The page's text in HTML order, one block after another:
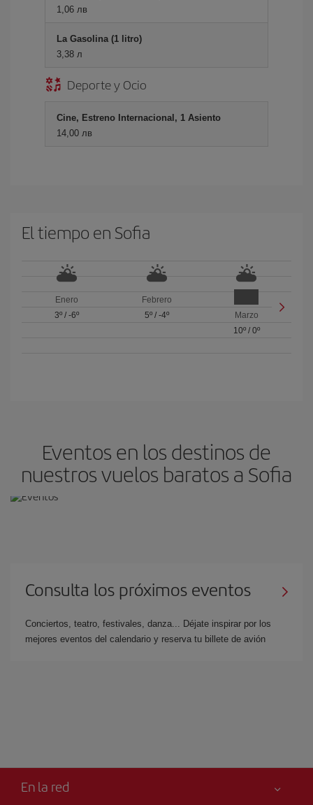
1,06 лв
La Gasolina (1 litro)
3,38 л
Deporte y Ocio
Cine, Estreno Internacional, 1 Asiento
14,00 лв
El tiempo en Sofia
Enero
3º/ -6º
Febrero
5º/ -4º
Marzo
10º/ 0º
Eventos en los destinos de
nuestros vuelos baratos a Sofia
Consulta los próximos eventos
Conciertos, teatro, festivales, danza... Déjate inspirar por los
mejores eventos del calendario y reserva tu billete de avión
En la red